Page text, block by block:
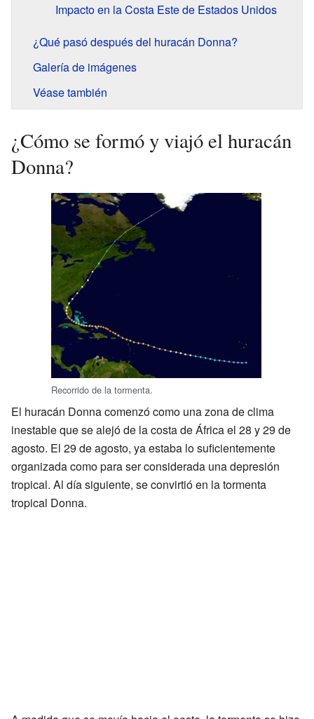
Impacto en la Costa Este de Estados Unidos
¿Qué pasó después del huracán Donna?
Galería de imágenes
Véase también
¿Cómo se formó y viajó el huracán
Donna?
Recorrido de la tormenta.
El huracán Donna comenzó como una zona de clima
inestable que se alejó de la costa de África el 28 y 29 de
agosto. El 29 de agosto, ya estaba lo suficientemente
organizada como para ser considerada una depresión
tropical. Al día siguiente, se convirtió en la tormenta
tropical Donna.